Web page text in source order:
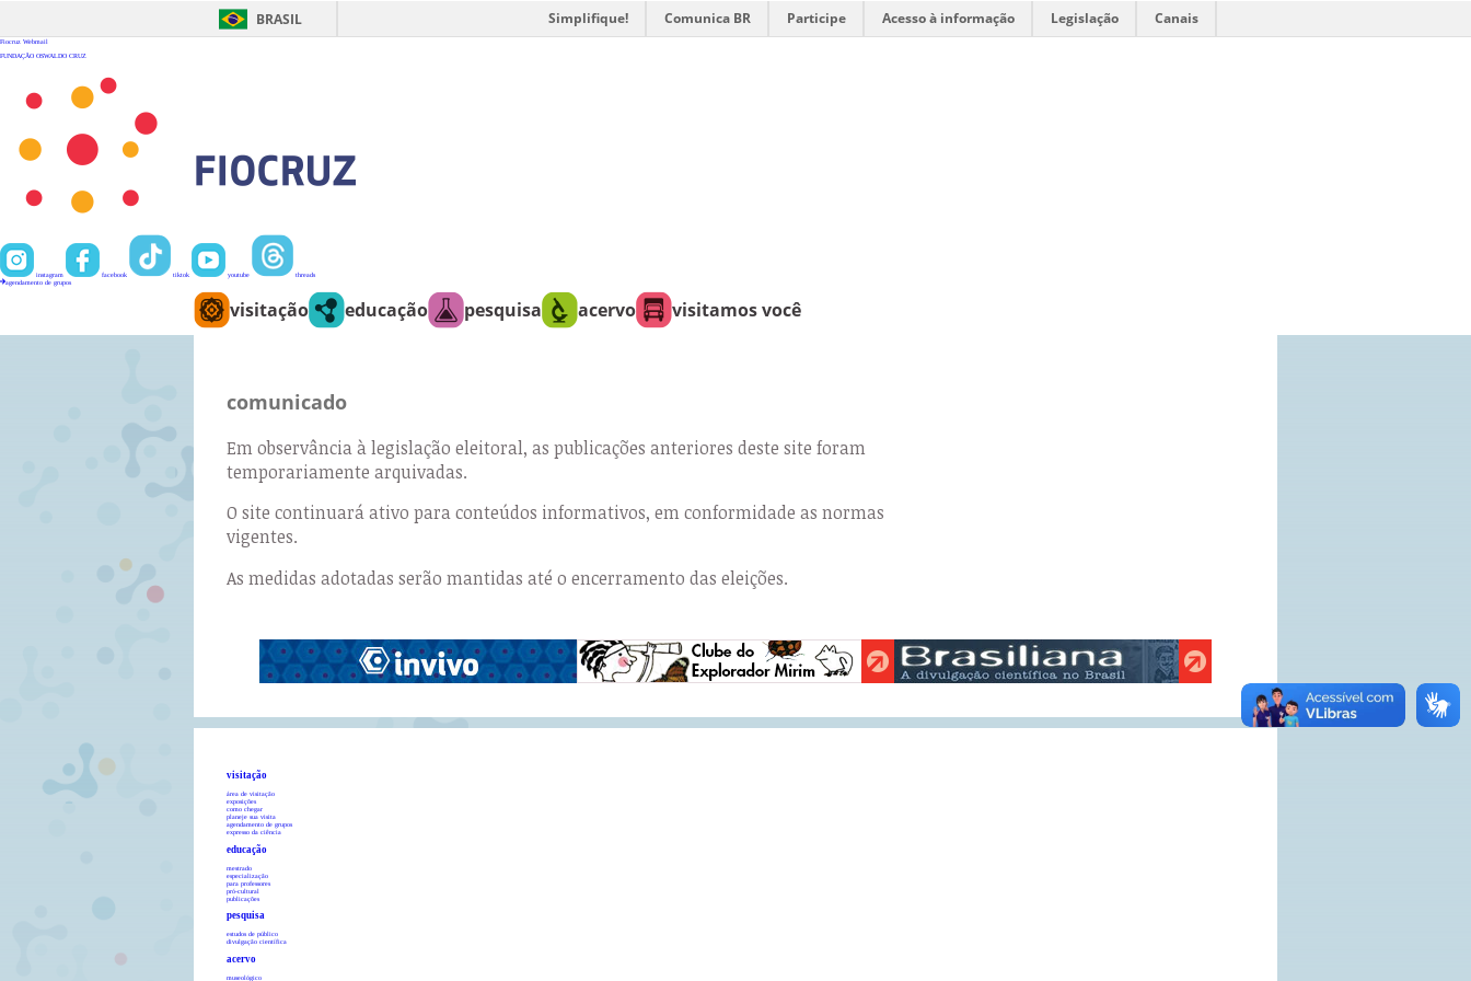
BRASIL Simplifique! Comunica BR Participe Acesso à informação Legislação Canais
Fiocruz Webmail
FUNDAÇÃO OSWALDO CRUZ
instagram facebook tiktok youtube
threads
agendamento de grupos
visitação educação pesquisa acervo visitamos você
comunicado
Em observância à legislação eleitoral, as publicações anteriores deste site foram
temporariamente arquivadas.
O site continuará ativo para conteúdos informativos, em conformidade as normas
vigentes.
As medidas adotadas serão mantidas até o encerramento das eleições.
visitação
área de visitação
exposições
como chegar
planeje sua visita
agendamento de grupos
expresso da ciência
educação
mestrado
especialização
para professores
pró-cultural
publicações
pesquisa
estudos de público
divulgação científica
acervo
museológico